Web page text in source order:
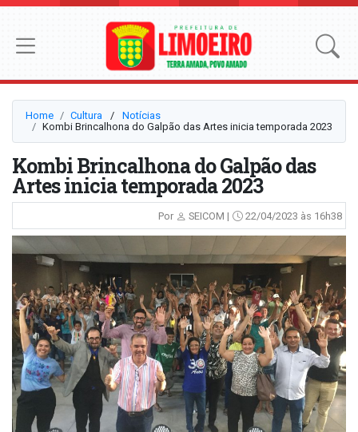
Home Cultura ⠀/⠀ Notícias
Kombi Brincalhona do Galpão das Artes inicia temporada 2023
Kombi Brincalhona do Galpão das
Artes inicia temporada 2023
Por SEICOM | 22/04/2023 às 16h38